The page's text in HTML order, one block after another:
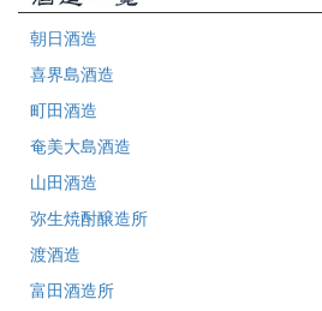
朝日酒造
喜界島酒造
町田酒造
奄美大島酒造
山田酒造
弥生焼酎醸造所
渡酒造
富田酒造所